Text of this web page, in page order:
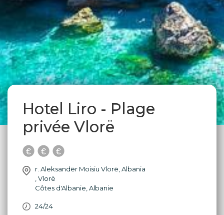
Hotel Liro - Plage
privée Vlorë
r. Aleksandër Moisiu Vlorë, Albania
Vlorë
Côtes d'Albanie Albanie
24/24